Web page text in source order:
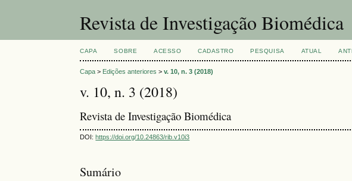
Revista de Investigação Biomédica
CAPA SOBRE ACESSO CADASTRO PESQUISA ATUAL
Capa > Edições anteriores >v. 10, n. 3 (2018)
v. 10, n. 3 (2018)
Revista de Investigação Biomédica
DOI:https://doi.org/10.24863/rib.v10i3
Sumário